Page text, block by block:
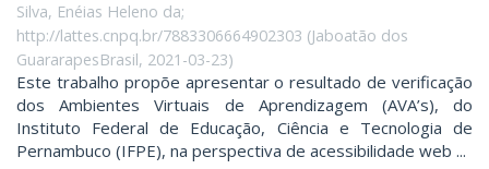
Silva, Enéias Heleno da;
http://lattes.cnpq.br/7883306664902303 (Jaboatão dos
GuararapesBrasil, 2021-03-23)
Este trabalho propõe apresentar o resultado de verificação
dos Ambientes Virtuais de Aprendizagem (AVA’s), do
Instituto Federal de Educação, Ciência e Tecnologia de
Pernambuco (IFPE), na perspectiva de acessibilidade web ...